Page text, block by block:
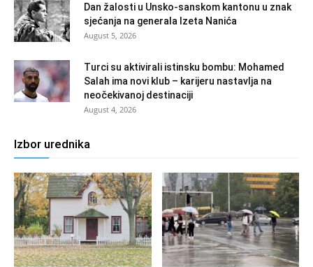
Dan žalosti u Unsko-sanskom kantonu u znak
sjećanja na generala Izeta Nanića
August 5, 2026
Turci su aktivirali istinsku bombu: Mohamed
Salah ima novi klub – karijeru nastavlja na
neočekivanoj destinaciji
August 4, 2026
Izbor urednika